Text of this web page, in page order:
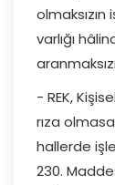
varlığı
- REK,
rıza
hallerde
230.